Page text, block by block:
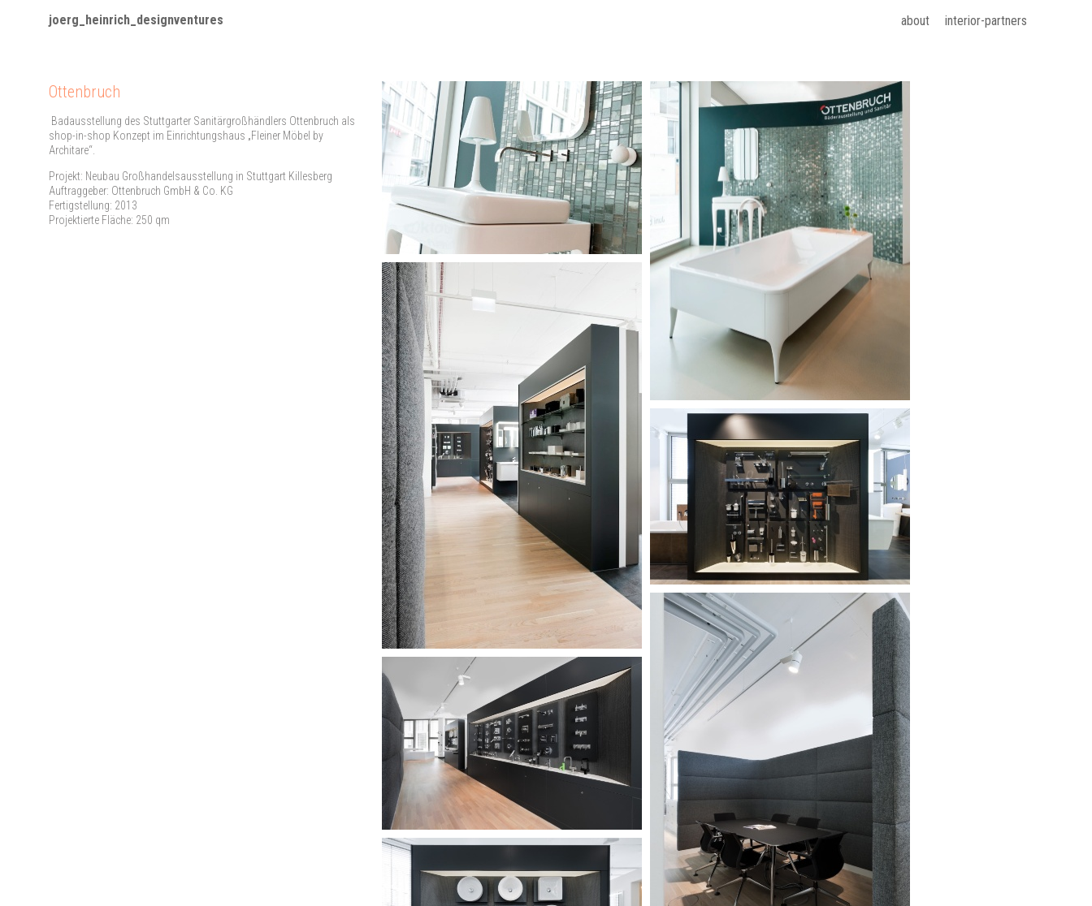
joerg_heinrich_designventures about
Ottenbruch
Badausstellung des Stuttgarter Sanitärgroßhändlers Ottenbruch als
shop-in-shop Konzept im Einrichtungshaus „Fleiner Möbel by
Architare“.
Projekt: Neubau Großhandelsausstellung in Stuttgart Killesberg
Auftraggeber: Ottenbruch GmbH & Co. KG
Fertigstellung: 2013
Projektierte Fläche: 250 qm
interior-partners